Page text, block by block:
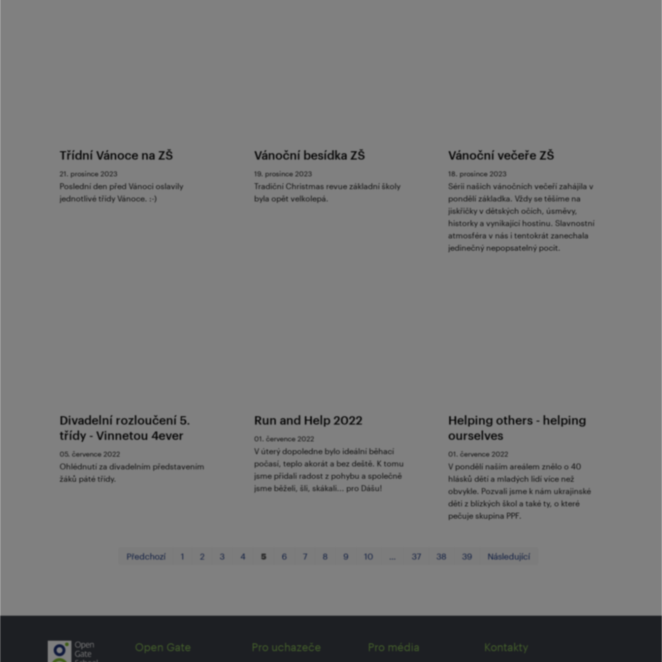
Třídní Vánoce na ZŠ
21. prosince 2023
Poslední den před Vánoci oslavily
jednotlivé třídy Vánoce. :-)
Vánoční besídka ZŠ
19. prosince 2023
Tradiční Christmas revue základní školy
byla opět velkolepá.
Vánoční večeře ZŠ
18. prosince 2023
Sérii našich vánočních večeří zahájila v
pondělí základka. Vždy se těšíme na
jiskřičky v dětských očích, úsměvy,
historky a vynikající hostinu. Slavnostní
atmosféra v nás i tentokrát zanechala
jedinečný nepopsatelný pocit.
Divadelní rozloučení 5.
třídy - Vinnetou 4ever
05. července 2022
Ohlédnutí za divadelním představením
žáků páté třídy.
Run and Help 2022
01. července 2022
V úterý dopoledne bylo ideální běhací
počasí, teplo akorát a bez deště. K tomu
jsme přidali radost z pohybu a společně
jsme běželi, šli, skákali... pro Dášu!
Helping others - helping
ourselves
01. července 2022
V pondělí naším areálem znělo o 40
hlásků dětí a mladých lidí více než
obvykle. Pozvali jsme k nám ukrajinské
děti z blízkých škol a také ty, o které
pečuje skupina PPF.
Předchozí 1 2 3 4 5 6 7 8 9 10 37 38 39 Následující
Open Gate Pro uchazeče Pro média Kontakty